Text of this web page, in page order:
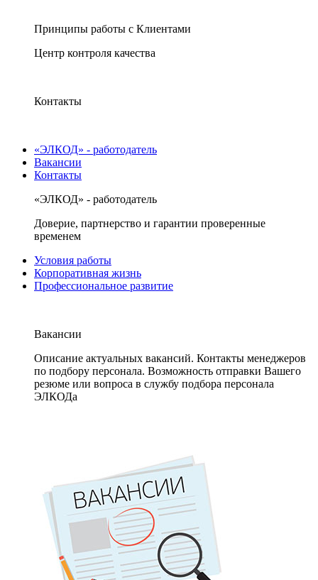
Принципы работы с Клиентами
Центр контроля качества
Контакты
«ЭЛКОД» - работодатель
Вакансии
Контакты
«ЭЛКОД» - работодатель
Доверие, партнерство и гарантии проверенные
временем
Условия работы
Корпоративная жизнь
Профессиональное развитие
Вакансии
Описание актуальных вакансий. Контакты менеджеров
по подбору персонала. Возможность отправки Вашего
резюме или вопроса в службу подбора персонала
ЭЛКОДа